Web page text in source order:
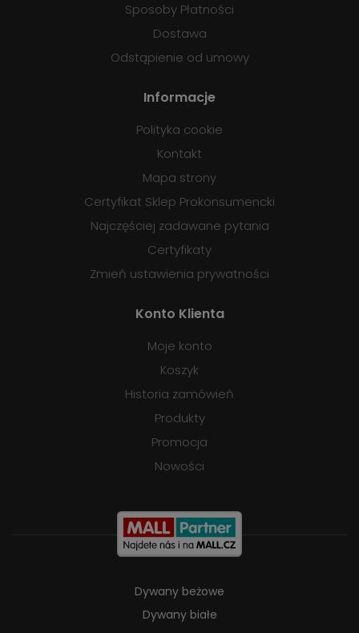
Sposoby Płatności
Dostawa
Odstąpienie od umowy
Informacje
Polityka cookie
Kontakt
Mapa strony
Certyfikat Sklep Prokonsumencki
Najczęściej zadawane pytania
Certyfikaty
Zmień ustawienia prywatności
Konto Klienta
Moje konto
Koszyk
Historia zamówień
Produkty
Promocja
Nowości
Dywany beżowe
Dywany białe